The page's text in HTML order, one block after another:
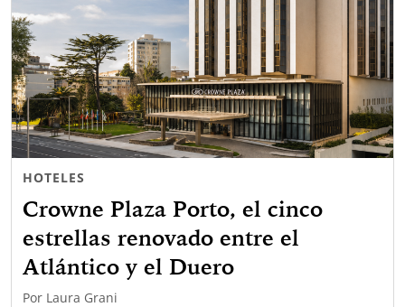
HOTELES
Crowne Plaza Porto, el cinco
estrellas renovado entre el
Atlántico y el Duero
Por Laura Grani